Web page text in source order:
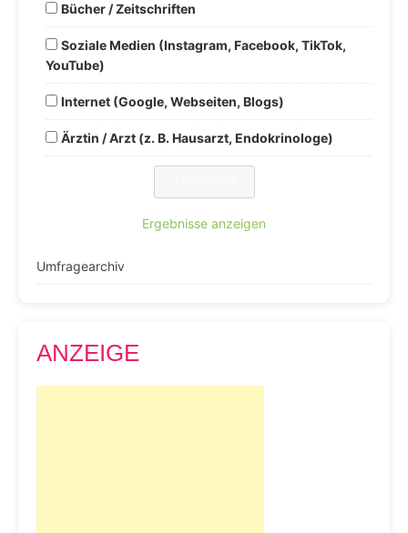
Bücher / Zeitschriften
Soziale Medien (Instagram, Facebook, TikTok,
YouTube)
Internet (Google, Webseiten, Blogs)
Ärztin / Arzt (z. B. Hausarzt, Endokrinologe)
Ergebnisse anzeigen
Umfragearchiv
ANZEIGE